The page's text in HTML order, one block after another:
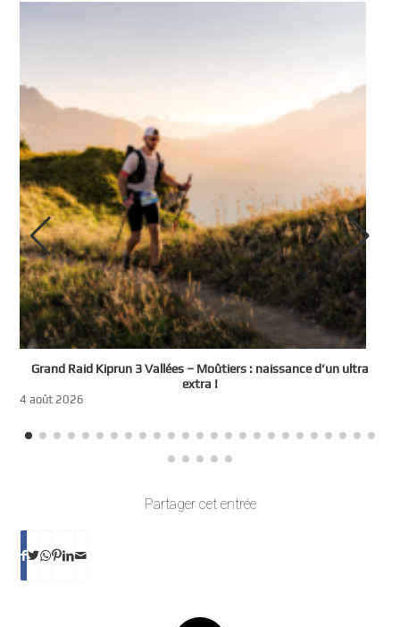
Grand Raid Kiprun 3 Vallées – Moûtiers : naissance d’un ultra
extra !
4 août 2026
Partager cet entrée